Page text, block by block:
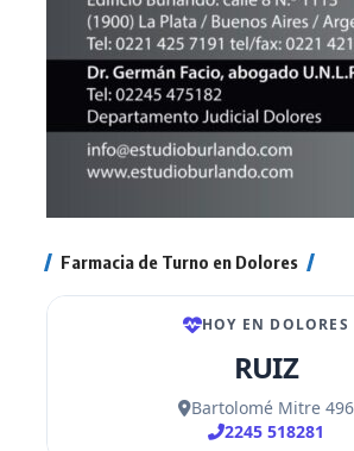
Farmacia de Turno en Dolores